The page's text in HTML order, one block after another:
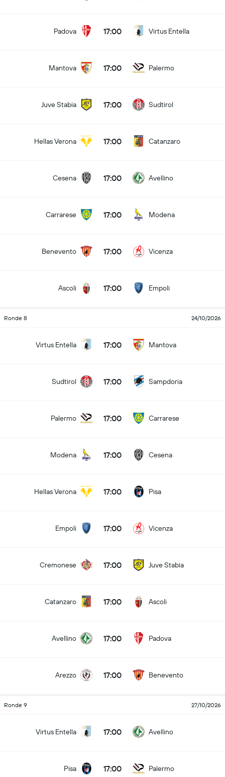
Padova 17:00 Virtus Entella
Mantova 17:00 Palermo
Juve Stabia 17:00 Sudtirol
Hellas Verona 17:00 Catanzaro
Cesena 17:00 Avellino
Carrarese 17:00 Modena
Benevento 17:00 Vicenza
Ascoli 17:00 Empoli
Ronde 8 24/10/2026
Virtus Entella 17:00 Mantova
Sudtirol 17:00 Sampdoria
Palermo 17:00 Carrarese
Modena 17:00 Cesena
Hellas Verona 17:00 Pisa
Empoli 17:00 Vicenza
Cremonese 17:00 Juve Stabia
Catanzaro 17:00 Ascoli
Avellino 17:00 Padova
Arezzo 17:00 Benevento
Ronde 9 27/10/2026
Virtus Entella 17:00 Avellino
Pisa 17:00 Palermo